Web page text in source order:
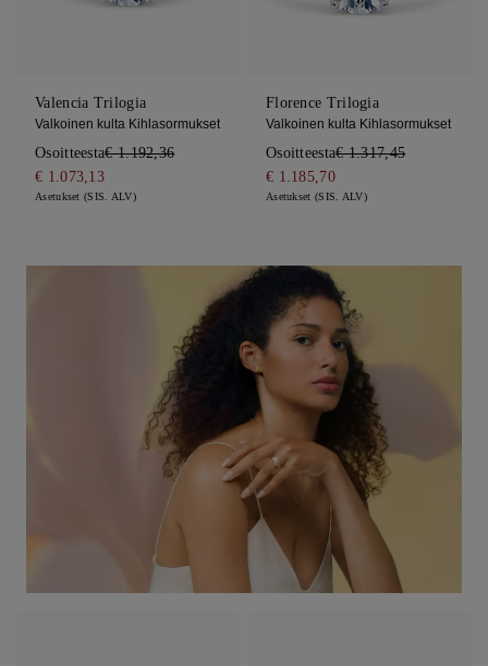
Valencia Trilogia
Valkoinen kulta Kihlasormukset
Osoitteesta€ 1.192,36
€ 1.073,13
Asetukset (SIS. ALV)
Florence Trilogia
Valkoinen kulta Kihlasormukset
Osoitteesta€ 1.317,45
€ 1.185,70
Asetukset (SIS. ALV)